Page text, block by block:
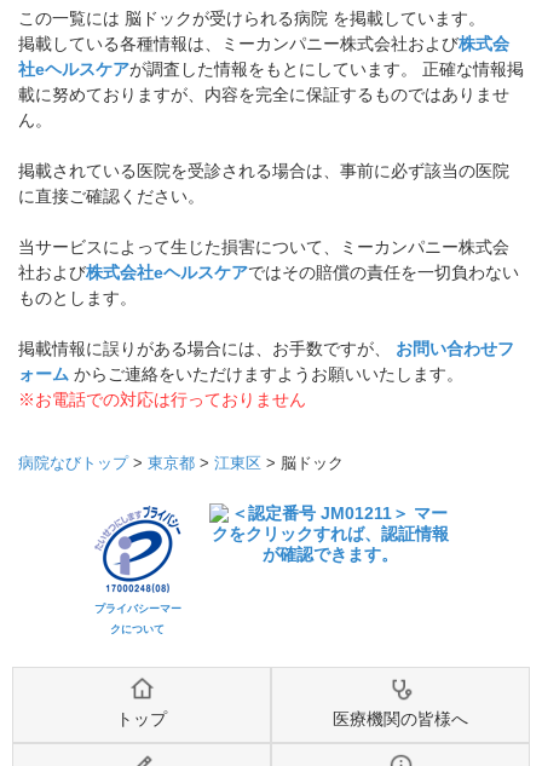
この一覧には 脳ドックが受けられる病院 を掲載しています。
掲載している各種情報は、ミーカンパニー株式会社および株式会
社eヘルスケアが調査した情報をもとにしています。 正確な情報掲
載に努めておりますが、内容を完全に保証するものではありませ
ん。
掲載されている医院を受診される場合は、事前に必ず該当の医院
に直接ご確認ください。
当サービスによって生じた損害について、ミーカンパニー株式会
社および株式会社eヘルスケアではその賠償の責任を一切負わない
ものとします。
掲載情報に誤りがある場合には、お手数ですが、 お問い合わせフ
ォーム からご連絡をいただけますようお願いいたします。
※お電話での対応は行っておりません
病院なびトップ> 東京都 > 江東区 > 脳ドック
プライバシーマー
クについて
トップ 医療機関の皆様へ